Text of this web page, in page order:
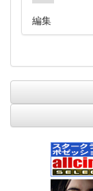
編集